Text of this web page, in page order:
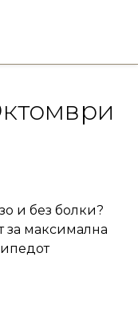
и без болки?
за максимална